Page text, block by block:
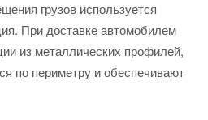
грузов используется
При доставке автомобилем
из металлических профилей,
по периметру и обеспечивают